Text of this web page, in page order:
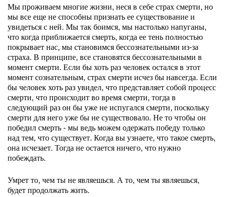
Мы проживаем многие жизни, неся в себе страх смерти, но
мы все еще не способны признать ее существование и
увидеться с ней. Мы так боимся, мы настолько напуганы,
что когда приближается смерть, когда ее тень полностью
покрывает нас, мы становимся бессознательными из-за
страха. В принципе, все становятся бессознательными в
момент смерти. Если бы хоть раз человек остался в этот
момент сознательным, страх смерти исчез бы навсегда. Если
бы человек хоть раз увидел, что представляет собой процесс
смерти, что происходит во время смерти, тогда в
следующий раз он бы уже не испугался смерти, поскольку
смерти для него уже бы не существовало. Не то чтобы он
победил смерть - мы ведь можем одержать победу только
над тем, что существует. Когда вы узнаете, что такое смерть,
она исчезает. Тогда не остается ничего, что нужно
побеждать.
Умрет то, чем ты не являешься. А то, чем ты являешься,
будет продолжать жить.